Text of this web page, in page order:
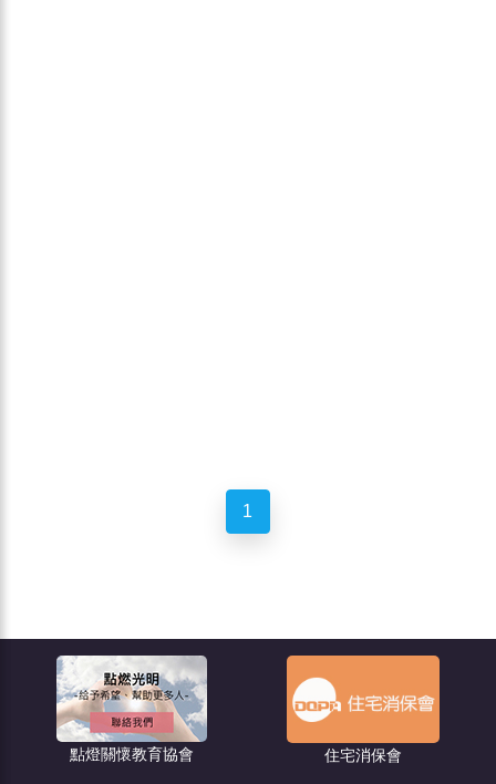
1
點燈關懷教育協會 住宅消保會